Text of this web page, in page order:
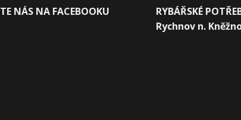
TE NÁS NA FACEBOOKU
RYBÁŘSKÉ
Rychnov n.